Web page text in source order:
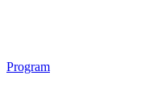
Program